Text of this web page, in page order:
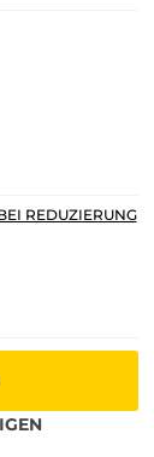
REDUZIERUNG